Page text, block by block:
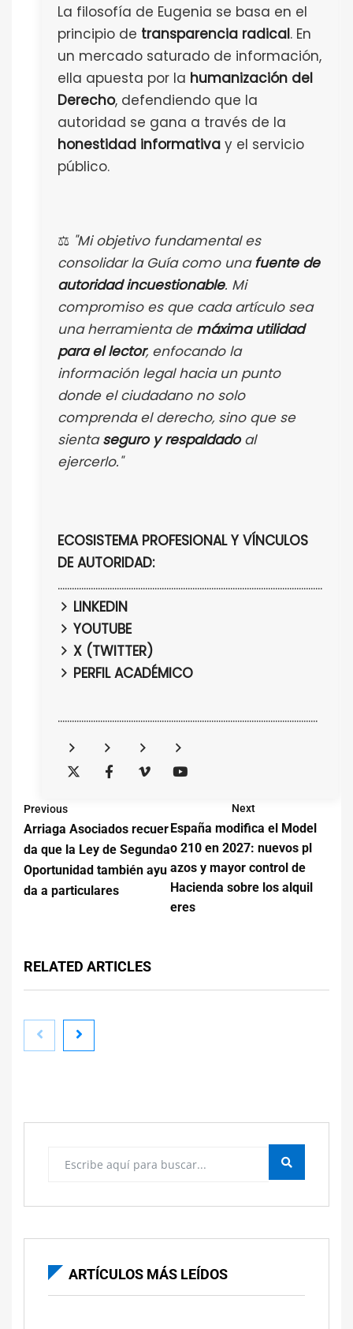
La filosofía de Eugenia se basa en el
principio de transparencia radical. En
un mercado saturado de información,
ella apuesta por la humanización del
Derecho, defendiendo que la
autoridad se gana a través de la
honestidad informativa y el servicio
público.
⚖️ "Mi objetivo fundamental es
consolidar la Guía como unafuente de
autoridad incuestionable. Mi
compromiso es que cada artículo sea
una herramienta de máxima utilidad
para el lector, enfocando la
información legal hacia un punto
donde el ciudadano no solo
comprenda el derecho, sino que se
sientaseguro y respaldadoal
ejercerlo."
ECOSISTEMA PROFESIONAL Y VÍNCULOS
DE AUTORIDAD:
................................................................................................................
LINKEDIN
YOUTUBE
X (TWITTER)
PERFIL ACADÉMICO
..............................................................................................................
Previous
Arriaga Asociados recuer
da que la Ley de Segunda
Oportunidad también ayu
da a particulares
Next
España modifica el Model
o 210 en 2027: nuevos pl
azos y mayor control de
Hacienda sobre los alquil
eres
RELATED ARTICLES
Majadahonda: Datos, trámites y despachos de
ARTÍCULOS MÁS LEÍDOS